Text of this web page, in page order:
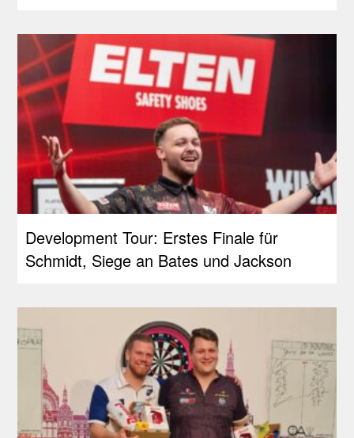
Development Tour: Erstes Finale für
Schmidt, Siege an Bates und Jackson